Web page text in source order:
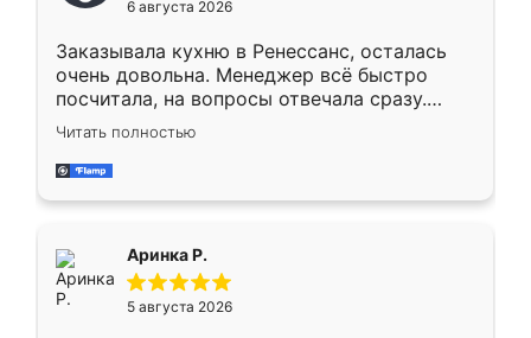
мебели буду заказывать только здесь.
6 августа 2026
Заказывала кухню в Ренессанс, осталась
очень довольна. Менеджер всё быстро
посчитала, на вопросы отвечала сразу.
Замерщик приехал в субботу, подошёл к
делу со всей ответственностью. Собрали
за день, ребята работали аккуратно, даже
Читать полностью
Аринка Р.
5 августа 2026